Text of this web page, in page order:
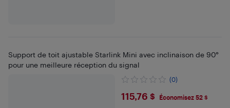
Support de toit ajustable Starlink Mini avec inclinaison de 90°
pour une meilleure réception du signal
(0)
$115.76
115,76 $ Économisez 52 $